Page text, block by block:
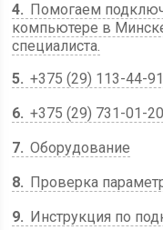
4
Помогаем
компьютере в
специалиста.
5 +375 (29) 113-44-
6 +375 (29) 731-01-
7 Оборудование
8
Проверка
9
Инструкция по